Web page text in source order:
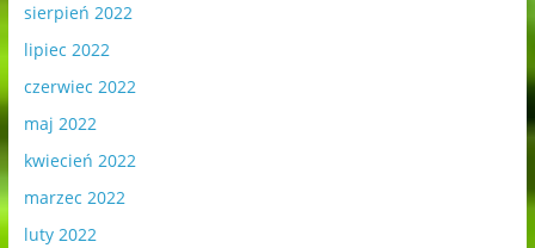
sierpień 2022
lipiec 2022
czerwiec 2022
maj 2022
kwiecień 2022
marzec 2022
luty 2022